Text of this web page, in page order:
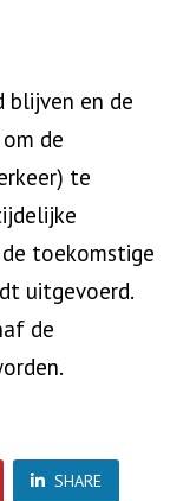
blijven en de
de
te
toekomstige
uitgevoerd.
de
SHARE